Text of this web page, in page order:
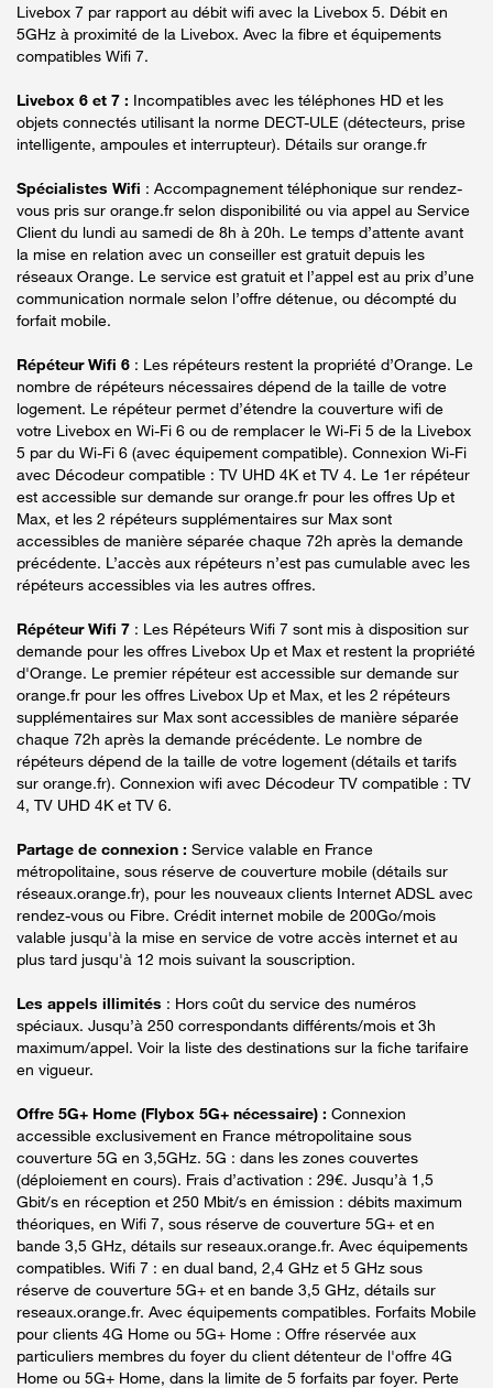
Livebox 7 par rapport au débit wifi avec la Livebox 5. Débit en
5GHz à proximité de la Livebox. Avec la fibre et équipements
compatibles Wifi 7.
Livebox 6 et 7 : Incompatibles avec les téléphones HD et les
objets connectés utilisant la norme DECT-ULE (détecteurs, prise
intelligente, ampoules et interrupteur). Détails sur orange.fr
Spécialistes Wifi : Accompagnement téléphonique sur rendez-
vous pris sur orange.fr selon disponibilité ou via appel au Service
Client du lundi au samedi de 8h à 20h. Le temps d’attente avant
la mise en relation avec un conseiller est gratuit depuis les
réseaux Orange. Le service est gratuit et l’appel est au prix d’une
communication normale selon l’offre détenue, ou décompté du
forfait mobile.
Répéteur Wifi 6 : Les répéteurs restent la propriété d’Orange. Le
nombre de répéteurs nécessaires dépend de la taille de votre
logement. Le répéteur permet d’étendre la couverture wifi de
votre Livebox en Wi-Fi 6 ou de remplacer le Wi-Fi 5 de la Livebox
5 par du Wi-Fi 6 (avec équipement compatible). Connexion Wi-Fi
avec Décodeur compatible : TV UHD 4K et TV 4. Le 1er répéteur
est accessible sur demande sur orange.fr pour les offres Up et
Max, et les 2 répéteurs supplémentaires sur Max sont
accessibles de manière séparée chaque 72h après la demande
précédente. L’accès aux répéteurs n’est pas cumulable avec les
répéteurs accessibles via les autres offres.
Répéteur Wifi 7 : Les Répéteurs Wifi 7 sont mis à disposition sur
demande pour les offres Livebox Up et Max et restent la propriété
d'Orange. Le premier répéteur est accessible sur demande sur
orange.fr pour les offres Livebox Up et Max, et les 2 répéteurs
supplémentaires sur Max sont accessibles de manière séparée
chaque 72h après la demande précédente. Le nombre de
répéteurs dépend de la taille de votre logement (détails et tarifs
sur orange.fr). Connexion wifi avec Décodeur TV compatible : TV
4, TV UHD 4K et TV 6.
Partage de connexion : Service valable en France
métropolitaine, sous réserve de couverture mobile (détails sur
réseaux.orange.fr), pour les nouveaux clients Internet ADSL avec
rendez-vous ou Fibre. Crédit internet mobile de 200Go/mois
valable jusqu'à la mise en service de votre accès internet et au
plus tard jusqu'à 12 mois suivant la souscription.
Les appels illimités : Hors coût du service des numéros
spéciaux. Jusqu’à 250 correspondants différents/mois et 3h
maximum/appel. Voir la liste des destinations sur la fiche tarifaire
en vigueur.
Offre 5G+ Home (Flybox 5G+ nécessaire) : Connexion
accessible exclusivement en France métropolitaine sous
couverture 5G en 3,5GHz. 5G : dans les zones couvertes
(déploiement en cours). Frais d’activation : 29€. Jusqu’à 1,5
Gbit/s en réception et 250 Mbit/s en émission : débits maximum
théoriques, en Wifi 7, sous réserve de couverture 5G+ et en
bande 3,5 GHz, détails sur reseaux.orange.fr. Avec équipements
compatibles. Wifi 7 : en dual band, 2,4 GHz et 5 GHz sous
réserve de couverture 5G+ et en bande 3,5 GHz, détails sur
reseaux.orange.fr. Avec équipements compatibles. Forfaits Mobile
pour clients 4G Home ou 5G+ Home : Offre réservée aux
particuliers membres du foyer du client détenteur de l'offre 4G
Home ou 5G+ Home, dans la limite de 5 forfaits par foyer. Perte